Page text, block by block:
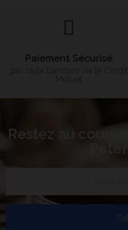
Paiement Sécurisé
Restez au